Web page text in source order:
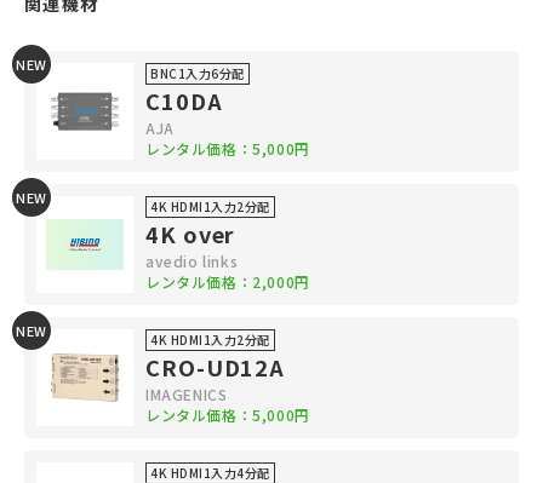
NEW BNC1入力6分配
C10DA
AJA
レンタル価格：5,000円
NEW 4K HDMI1入力2分配
4K over
avedio links
レンタル価格：2,000円
NEW 4K HDMI1入力2分配
CRO-UD12A
IMAGENICS
レンタル価格：5,000円
4K HDMI1入力4分配